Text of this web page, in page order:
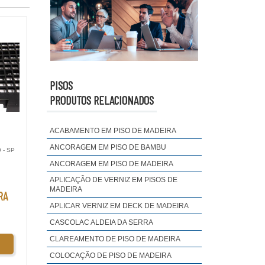
o
faz o
- SP
PISOS
PRODUTOS RELACIONADOS
ACABAMENTO EM PISO DE MADEIRA
ANCORAGEM EM PISO DE BAMBU
ANCORAGEM EM PISO DE MADEIRA
APLICAÇÃO DE VERNIZ EM PISOS DE
MADEIRA
APLICAR VERNIZ EM DECK DE MADEIRA
CASCOLAC ALDEIA DA SERRA
CLAREAMENTO DE PISO DE MADEIRA
COLOCAÇÃO DE PISO DE MADEIRA